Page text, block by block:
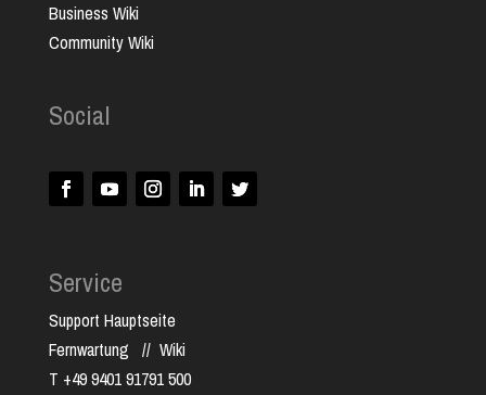
Business Wiki
Community Wiki
Social
Service
Support Hauptseite
Fernwartung // Wiki
T +49 9401 91791 500